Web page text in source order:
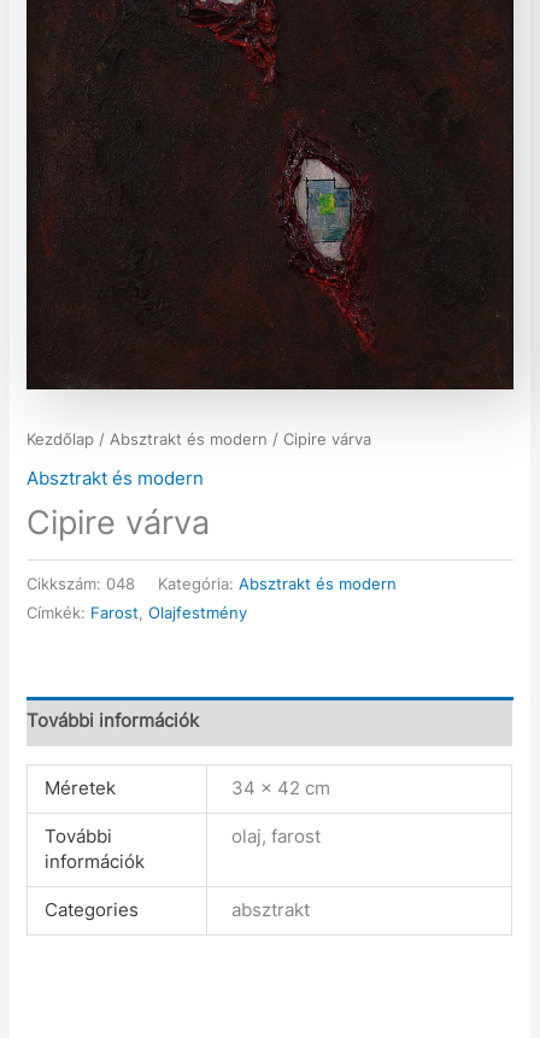
Kezdőlap /Absztrakt és modern / Cipire várva
Absztrakt és modern
Cipire várva
Cikkszám:048 Kategória:Absztrakt és modern
Címkék: Farost ,Olajfestmény
További információk
Méretek 34 × 42 cm
További
információk
olaj, farost
Categories absztrakt